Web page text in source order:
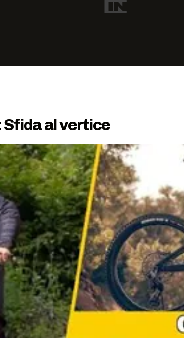
Sfida al vertice